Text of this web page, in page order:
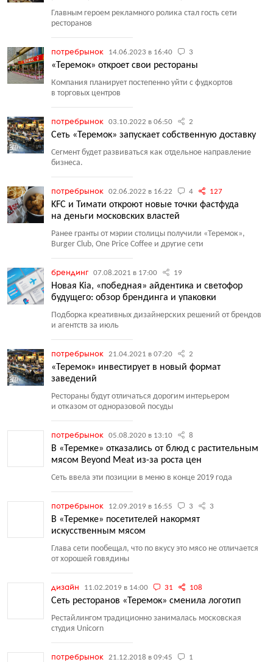
Главным героем рекламного ролика стал гость сети
ресторанов
потребрынок 14.06.2023 в 16:40 3
«Теремок» откроет свои рестораны
Компания планирует постепенно уйти с фудкортов
в торговых центров
потребрынок 03.10.2022 в 06:50 2
Сеть «Теремок» запускает собственную доставку
Сегмент будет развиваться как отдельное направление
бизнеса.
потребрынок 02.06.2022 в 16:22 4 127
KFC и Тимати откроют новые точки фастфуда
на деньги московских властей
Ранее гранты от мэрии столицы получили «Теремок»,
Burger Club, One Price Coffee и другие сети
брендинг 07.08.2021 в 17:00 19
Новая Kia, «победная» айдентика и светофор
будущего: обзор брендинга и упаковки
Подборка креативных дизайнерских решений от брендов
и агентств за июль
потребрынок 21.04.2021 в 07:20 2
«Теремок» инвестирует в новый формат
заведений
Рестораны будут отличаться дорогим интерьером
и отказом от одноразовой посуды
потребрынок 05.08.2020 в 13:10 8
В «Теремке» отказались от блюд с растительным
мясом Beyond Meat из-за роста цен
Сеть ввела эти позиции в меню в конце 2019 года
потребрынок 12.09.2019 в 16:55 3 3
В «Теремке» посетителей накормят
искусственным мясом
Глава сети пообещал, что по вкусу это мясо не отличается
от хорошей говядины
дизайн 11.02.2019 в 14:00 31 108
Cеть ресторанов «Теремок» сменила логотип
Рестайлингом традиционно занималась московская
студия Unicorn
потребрынок 21.12.2018 в 09:45 1